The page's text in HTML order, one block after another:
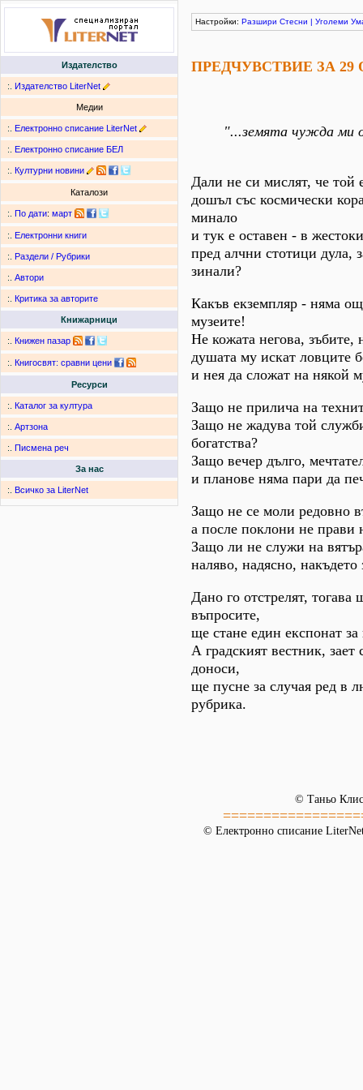
Издателство
:. Издателство LiterNet
Медии
:. Електронно списание LiterNet
:. Електронно списание БЕЛ
:. Културни новини
Каталози
:. По дати: март
:. Електронни книги
:. Раздели / Рубрики
:. Автори
:. Критика за авторите
Книжарници
:. Книжен пазар
:. Книгосвят: сравни цени
Ресурси
:. Каталог за култура
:. Артзона
:. Писмена реч
За нас
:. Всичко за LiterNet
Настройки: Разшири Стесни | Уголеми
ПРЕДЧУВСТВИЕ ЗА
"...земята чужда ми
Дали не си мислят, че той
дошъл със космически
минало
и тук е оставен - в
пред алчни стотици дула,
зинали?
Какъв екземпляр - няма
музеите!
Не кожата негова, зъбите,
душата му искат ловците
и нея да сложат на някой
Защо не прилича на
Защо не жадува той
богатства?
Защо вечер дълго,
и планове няма пари да
Защо не се моли редовно
а после поклони не прави
Защо ли не служи на
наляво, надясно, накъдето
Дано го отстрелят, тогава
въпросите,
ще стане един експонат
А градският вестник, зает
доноси,
ще пусне за случая ред в
рубрика.
© Таньо
© Електронно списание